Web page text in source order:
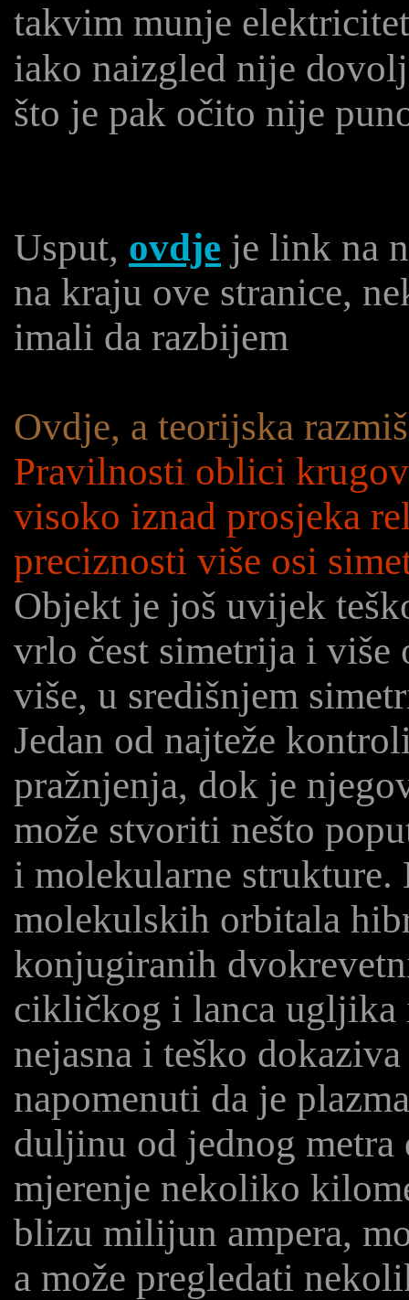
takvim munje
iako naizgled nije
što je pak očito nije
Usput, ovdje je link na
na kraju ove stranice,
imali da razbijem
Ovdje, a teorijska
Pravilnosti oblici
visoko iznad prosjeka
preciznosti više osi
Objekt je još uvijek
vrlo čest simetrija i više
više, u središnjem
Jedan od najteže
pražnjenja, dok je
može stvoriti nešto
i molekularne
molekulskih orbitala
konjugiranih
cikličkog i lanca
nejasna i teško
napomenuti da je
duljinu od jednog
mjerenje nekoliko
blizu milijun ampera,
a može pregledati